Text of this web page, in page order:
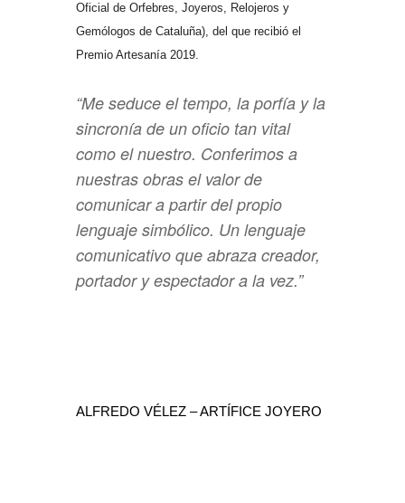
Oficial de Orfebres, Joyeros, Relojeros y
Gemólogos de Cataluña), del que recibió el
Premio Artesanía 2019.
“Me seduce el tempo, la porfía y la
sincronía de un oficio tan vital
como el nuestro. Conferimos a
nuestras obras el valor de
comunicar a partir del propio
lenguaje simbólico. Un lenguaje
comunicativo que abraza creador,
portador y espectador a la vez.”
ALFREDO VÉLEZ – ARTÍFICE JOYERO